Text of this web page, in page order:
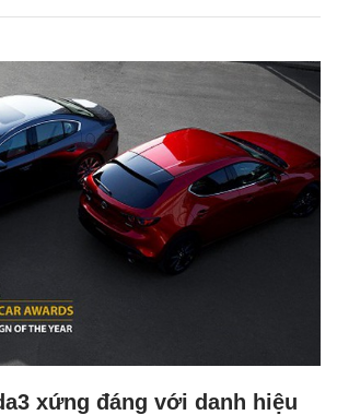
xứng đáng với danh hiệu